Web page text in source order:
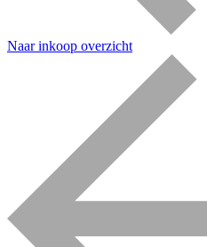
Naar inkoop overzicht